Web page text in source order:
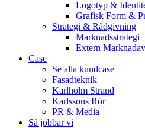
Logotyp &
Grafisk Form &
Strategi & Rådgivning
Marknadsstrategi
Extern
Case
Se alla kundcase
Fasadteknik
Karlholm Strand
Karlssons Rör
PR & Media
Så jobbar vi